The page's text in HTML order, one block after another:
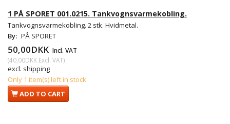
1 PÅ SPORET 001.0215. Tankvognsvarmekobling.
Tankvognsvarmekobling. 2 stk. Hvidmetal.
By: PÅ SPORET
50,00DKK Incl. VAT
(40,00DKK Excl. VAT)
excl. shipping
Only 1 item(s) left in stock
ADD TO CART